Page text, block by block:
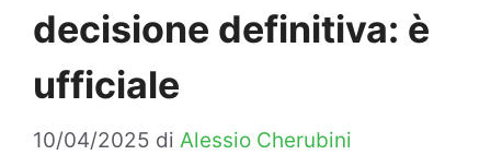
decisione definitiva: è
ufficiale
10/04/2025 di Alessio Cherubini